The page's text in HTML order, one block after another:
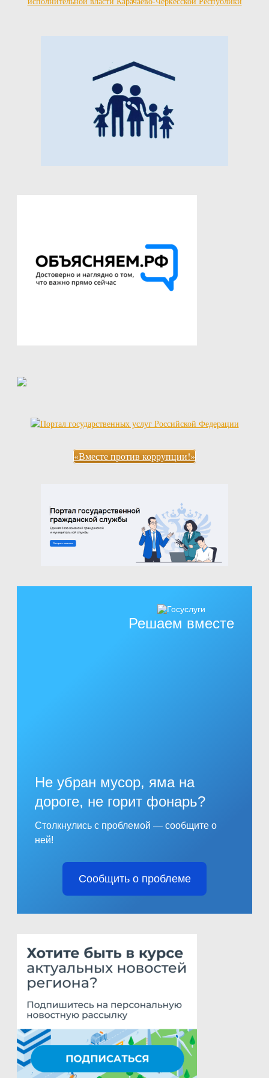
«Вместе против коррупции!»
Решаем вместе
Не убран мусор, яма на
дороге, не горит фонарь?
Столкнулись с проблемой — сообщите о
ней!
Сообщить о проблеме